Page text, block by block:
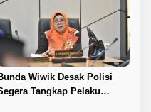
Wiwik Desak Polisi
Tangkap Pelaku